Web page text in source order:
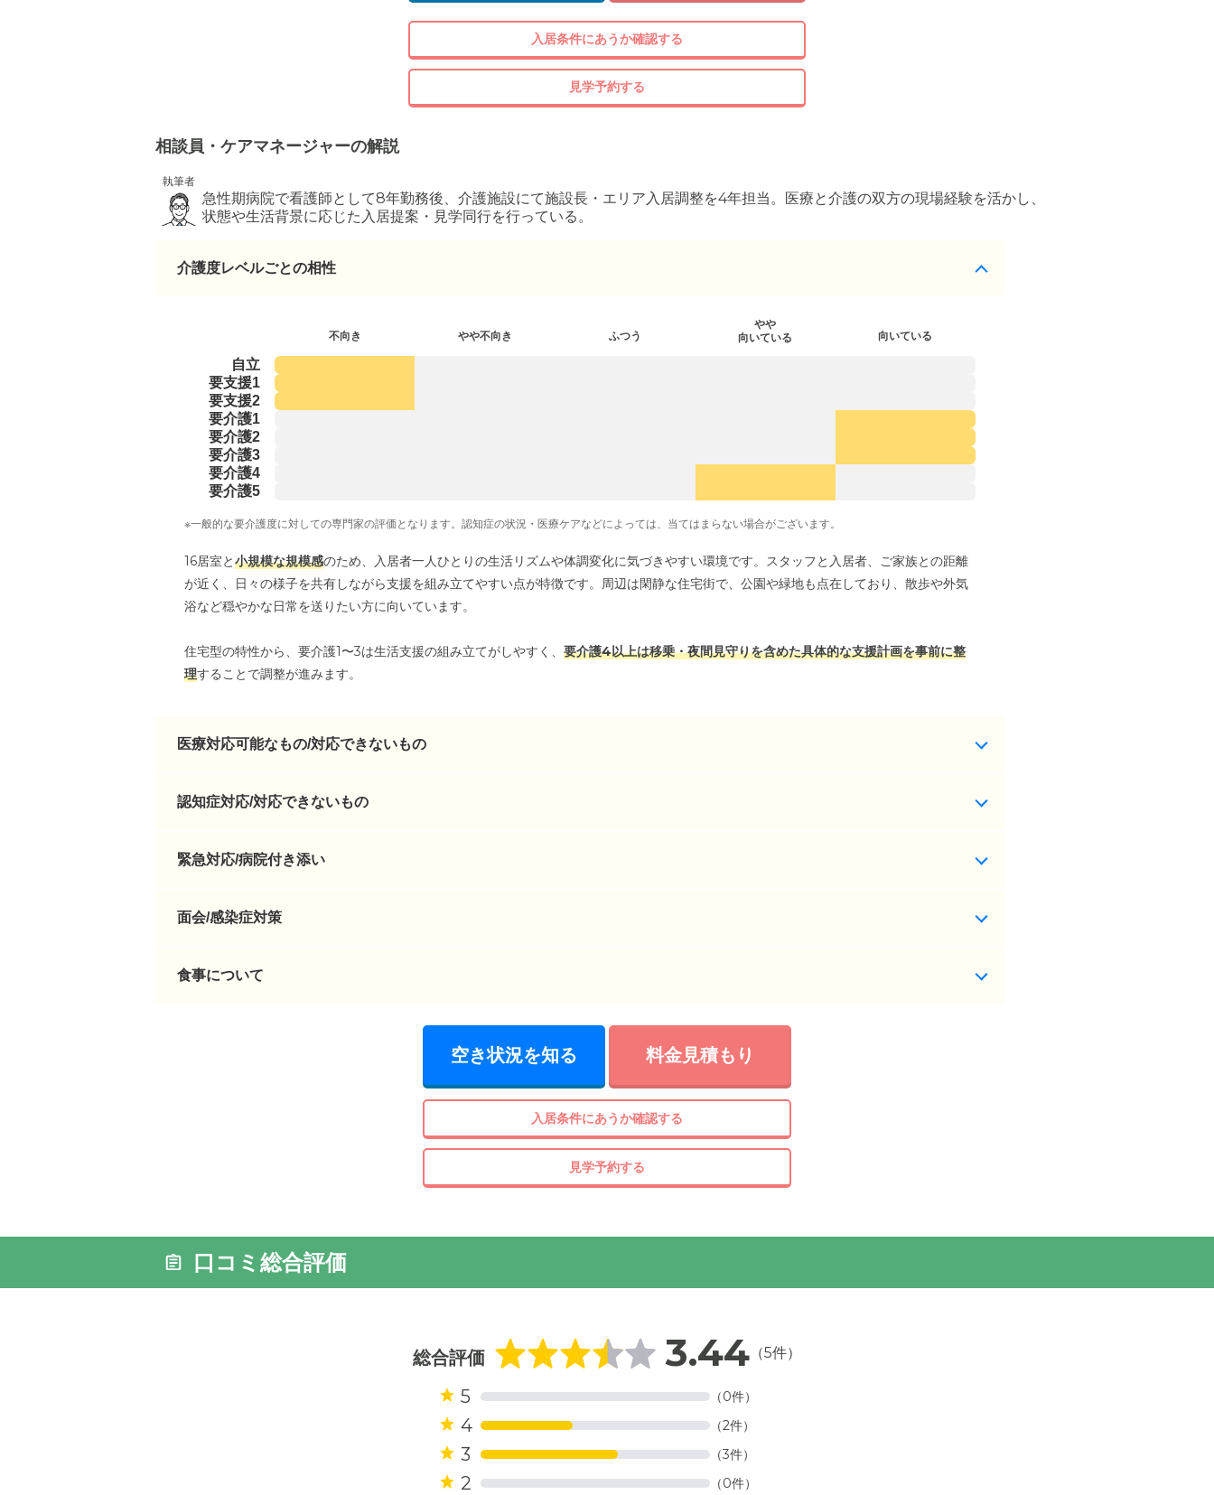
外観: クリーム色とダークブラウンの配色が、閑静な住宅地に調和しています、落ち
着いた環境でのんびりと過ごしていただけます。
入居条件にあうか確認する
見学予約する
相談員・ケアマネージャーの解説
執筆者
急性期病院で看護師として8年勤務後、介護施設にて施設長・エリア入居調整を4年担当。医療と介護の双方の現場経験を活かし、
状態や生活背景に応じた入居提案・見学同行を行っている。
介護度レベルごとの相性
不向き やや不向き ふつう
やや
向いている
向いている
自立
要支援1
要支援2
要介護1
要介護2
要介護3
要介護4
要介護5
※一般的な要介護度に対しての専門家の評価となります。認知症の状況・医療ケアなどによっては、当てはまらない場合がございます。
16居室と小規模な規模感のため、入居者一人ひとりの生活リズムや体調変化に気づきやすい環境です。スタッフと入居者、ご家族との距離
が近く、日々の様子を共有しながら支援を組み立てやすい点が特徴です。周辺は閑静な住宅街で、公園や緑地も点在しており、散歩や外気
浴など穏やかな日常を送りたい方に向いています。
住宅型の特性から、要介護1〜3は生活支援の組み立てがしやすく、 要介護4以上は移乗・夜間見守りを含めた具体的な支援計画を事前に整
理することで調整が進みます。
医療対応可能なもの/対応できないもの
認知症対応/対応できないもの
緊急対応/病院付き添い
面会/感染症対策
食事について
空き状況を知る 料金見積もり
入居条件にあうか確認する
見学予約する
口コミ総合評価
総合評価 3.44 （5件）
5 （0件）
4 （2件）
3 （3件）
2 （0件）